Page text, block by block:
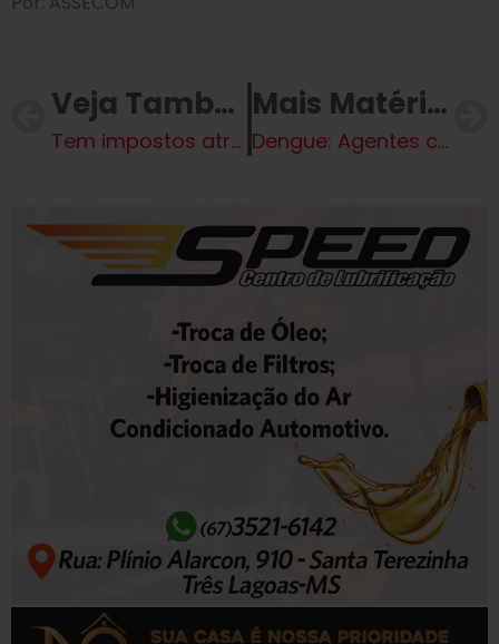
Veja Também
Tem impostos atrasados? Prefeitura de Selvíria parcela pagamento, com 100% de desconto nos juros
Mais Matérias
Dengue: Agentes continuam com busca por criadouros do mosquito que transmite a doença